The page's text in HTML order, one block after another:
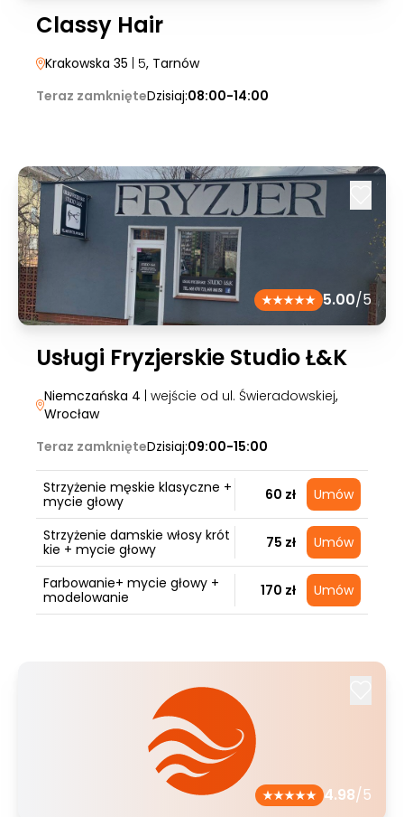
Classy Hair
Krakowska 35 | 5, Tarnów
Teraz zamknięteDzisiaj:08:00-14:00
5.00/5
Usługi Fryzjerskie Studio Ł&K
Niemczańska 4 | wejście od ul. Świeradowskiej,
Wrocław
Teraz zamknięteDzisiaj:09:00-15:00
Strzyżenie męskie klasyczne +
mycie głowy
60 zł Umów
Strzyżenie damskie włosy krót
kie + mycie głowy
75 zł Umów
Farbowanie+ mycie głowy +
modelowanie
170 zł Umów
4.98/5